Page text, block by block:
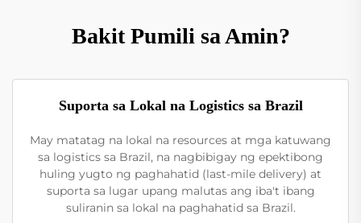
Bakit Pumili sa Amin?
Suporta sa Lokal na Logistics sa Brazil
May matatag na lokal na resources at mga katuwang
sa logistics sa Brazil, na nagbibigay ng epektibong
huling yugto ng paghahatid (last-mile delivery) at
suporta sa lugar upang malutas ang iba't ibang
suliranin sa lokal na paghahatid sa Brazil.